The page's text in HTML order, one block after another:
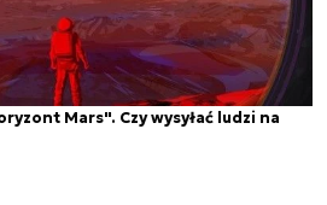
Mars". Czy wysyłać ludzi na